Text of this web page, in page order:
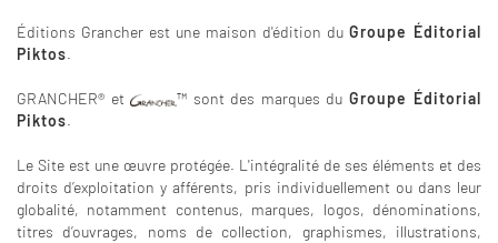
Éditions Grancher est une maison d'édition duGroupe Éditorial
Piktos.
GRANCHER® et ™ sont des marques du Groupe Éditorial
Piktos.
Le Site est une œuvre protégée. L'intégralité de ses éléments et des
droits d’exploitation y afférents, pris individuellement ou dans leur
globalité, notamment contenus, marques, logos, dénominations,
titres d’ouvrages, noms de collection, graphismes, illustrations,